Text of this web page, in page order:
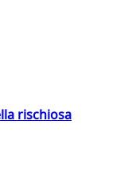
rischiosa